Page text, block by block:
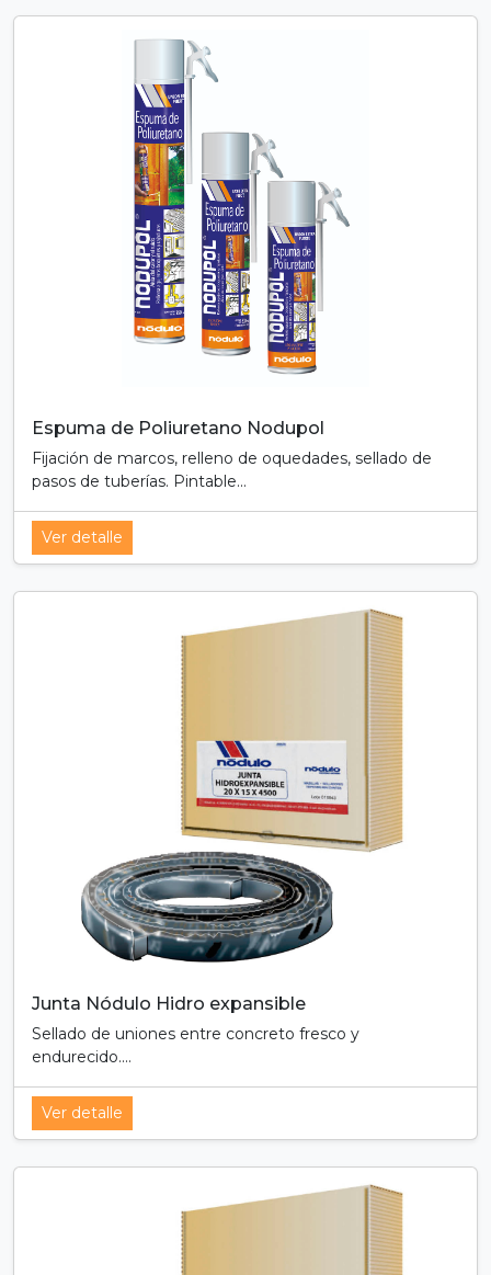
Espuma de Poliuretano Nodupol
Fijación de marcos, relleno de oquedades, sellado de
pasos de tuberías. Pintable...
Ver detalle
Junta Nódulo Hidro expansible
Sellado de uniones entre concreto fresco y
endurecido....
Ver detalle